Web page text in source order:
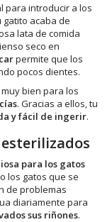
para introducir a los
gatito acaba de
lata de comida
seco en
permite que los
pocos dientes.
bien para los
. Gracias a ellos, tu
y fácil de ingerir.
para los gatos
los gatos que se
de problemas
diariamente para
sus riñones.